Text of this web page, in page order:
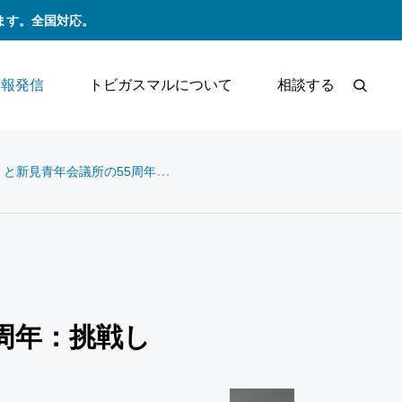
。全国対応。
発信 トビガスマルについて 相談する
所の55周年：挑戦し続ける若者たちの物語
年：挑戦し